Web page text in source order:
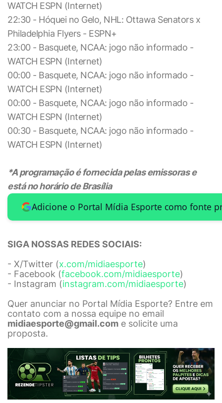
WATCH ESPN (Internet)
22:30 - Hóquei no Gelo, NHL: Ottawa Senators x
Philadelphia Flyers - ESPN+
23:00 - Basquete, NCAA: jogo não informado -
WATCH ESPN (Internet)
00:00 - Basquete, NCAA: jogo não informado -
WATCH ESPN (Internet)
00:00 - Basquete, NCAA: jogo não informado -
WATCH ESPN (Internet)
00:30 - Basquete, NCAA: jogo não informado -
WATCH ESPN (Internet)
*A programação é fornecida pelas emissoras e
está no horário de Brasília
Adicione o Portal Mídia Esporte como fonte
SIGA NOSSAS REDES SOCIAIS:
- X/Twitter (x.com/midiaesporte)
- Facebook (facebook.com/midiaesporte)
- Instagram (instagram.com/midiaesporte)
Quer anunciar no Portal Mídia Esporte? Entre em
contato com a nossa equipe no email
midiaesporte@gmail.com e solicite uma
proposta.